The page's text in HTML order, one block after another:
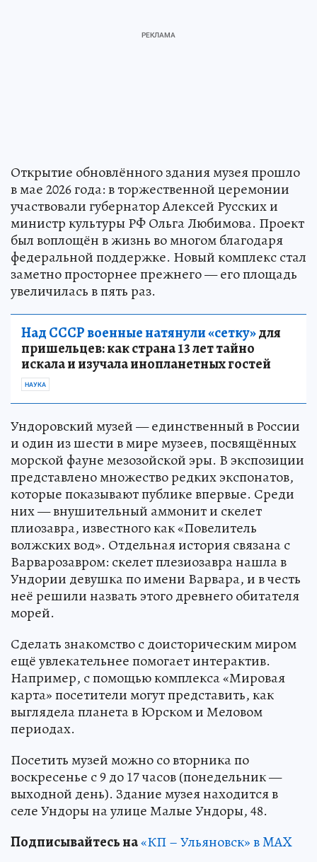
Открытие обновлённого здания музея прошло
в мае 2026 года: в торжественной церемонии
участвовали губернатор Алексей Русских и
министр культуры РФ Ольга Любимова. Проект
был воплощён в жизнь во многом благодаря
федеральной поддержке. Новый комплекс стал
заметно просторнее прежнего — его площадь
увеличилась в пять раз.
Над СССР военные натянули «сетку»для
пришельцев: как страна 13 лет тайно
искала и изучала инопланетных гостей
НАУКА
Ундоровский музей — единственный в России
и один из шести в мире музеев, посвящённых
морской фауне мезозойской эры. В экспозиции
представлено множество редких экспонатов,
которые показывают публике впервые. Среди
них — внушительный аммонит и скелет
плиозавра, известного как «Повелитель
волжских вод». Отдельная история связана с
Варварозавром: скелет плезиозавра нашла в
Ундории девушка по имени Варвара, и в честь
неё решили назвать этого древнего обитателя
морей.
Сделать знакомство с доисторическим миром
ещё увлекательнее помогает интерактив.
Например, с помощью комплекса «Мировая
карта» посетители могут представить, как
выглядела планета в Юрском и Меловом
периодах.
Посетить музей можно со вторника по
воскресенье с 9 до 17 часов (понедельник —
выходной день). Здание музея находится в
селе Ундоры на улице Малые Ундоры, 48.
Подписывайтесь на«КП – Ульяновск» в MAX